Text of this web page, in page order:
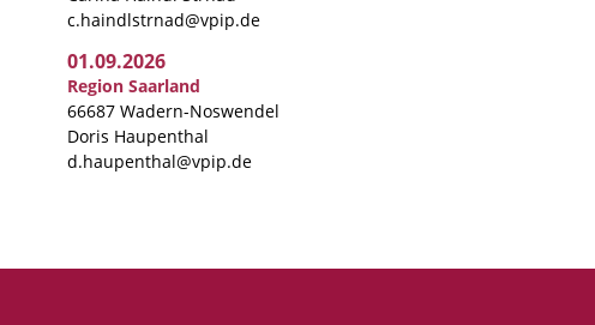
c.haindlstrnad@vpip.de
01.09.2026
Region Saarland
66687 Wadern-Noswendel
Doris Haupenthal
d.haupenthal@vpip.de